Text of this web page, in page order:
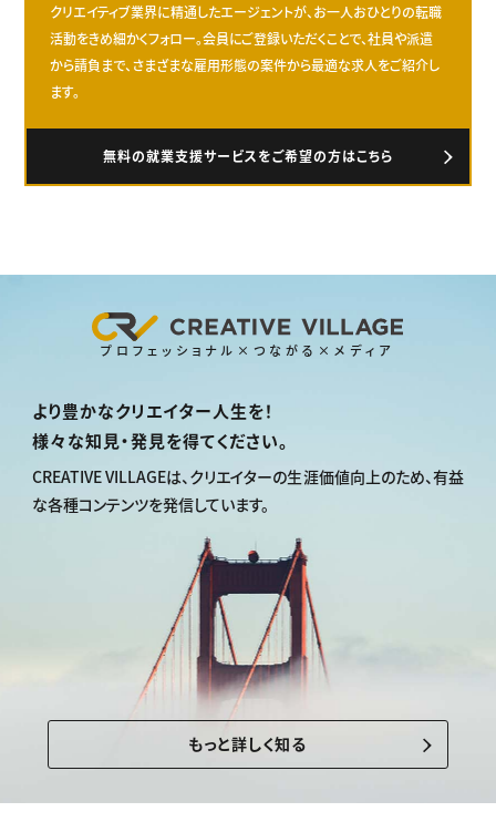
クリエイティブ業界に精通したエージェントが、お一人おひとりの転職
活動をきめ細かくフォロー。会員にご登録いただくことで、社員や派遣
から請負まで、さまざまな雇用形態の案件から最適な求人をご紹介し
ます。
無料の就業支援サービスをご希望の方はこちら
プロフェッショナル×つながる×メディア
より豊かなクリエイター人生を！
様々な知見・発見を得てください。
CREATIVE VILLAGEは、クリエイターの生涯価値向上のため、有益
な各種コンテンツを発信しています。
もっと詳しく知る